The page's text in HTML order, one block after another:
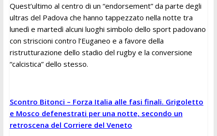
Quest’ultimo al centro di un “endorsement” da parte degli
ultras del Padova che hanno tappezzato nella notte tra
lunedì e martedì alcuni luoghi simbolo dello sport padovano
con striscioni contro l’Euganeo e a favore della
ristrutturazione dello stadio del rugby e la conversione
“calcistica” dello stesso.
Scontro Bitonci – Forza Italia alle fasi finali. Grigoletto
e Mosco defenestrati per una notte, secondo un
retroscena del Corriere del Veneto